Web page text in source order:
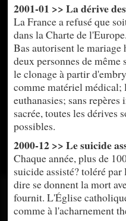
2001-01 >> La dérive
La France a refusé que
dans la Charte de
Bas autorisent le
deux personnes de même
le clonage à partir
comme matériel médical;
euthanasies; sans
sacrée, toutes les dérives
possibles.
2000-12 >> Le suicide
Chaque année, plus de
suicide assisté? toléré
dire se donnent la mort
fournit. L'Église
comme à l'acharnement